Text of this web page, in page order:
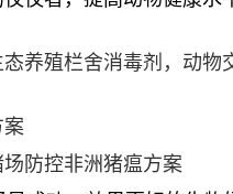
养殖栏舍消毒剂，动
防控非洲猪瘟方案